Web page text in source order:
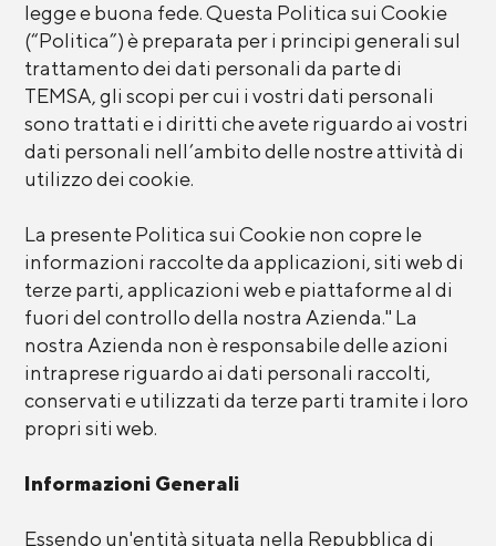
legge e buona fede. Questa Politica sui Cookie
(“Politica”) è preparata per i principi generali sul
trattamento dei dati personali da parte di
TEMSA, gli scopi per cui i vostri dati personali
sono trattati e i diritti che avete riguardo ai vostri
dati personali nell’ambito delle nostre attività di
utilizzo dei cookie.
La presente Politica sui Cookie non copre le
informazioni raccolte da applicazioni, siti web di
terze parti, applicazioni web e piattaforme al di
fuori del controllo della nostra Azienda." La
nostra Azienda non è responsabile delle azioni
intraprese riguardo ai dati personali raccolti,
conservati e utilizzati da terze parti tramite i loro
propri siti web.
Informazioni Generali
Essendo un'entità situata nella Repubblica di